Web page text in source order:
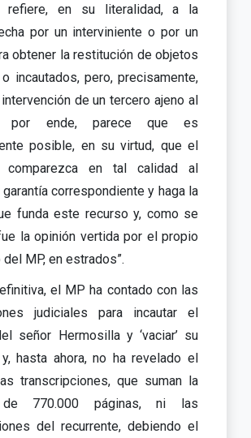
refiere, en su literalidad, a la
por un interviniente o por un
obtener la restitución de objetos
incautados, pero, precisamente,
de un tercero ajeno al
por ende, parece que es
posible, en su virtud, que el
comparezca en tal calidad al
correspondiente y haga la
funda este recurso y, como se
la opinión vertida por el propio
MP, en estrados”.
el MP ha contado con las
judiciales para incautar el
señor Hermosilla y ‘vaciar’ su
hasta ahora, no ha revelado el
transcripciones, que suman la
de 770.000 páginas, ni las
del recurrente, debiendo el